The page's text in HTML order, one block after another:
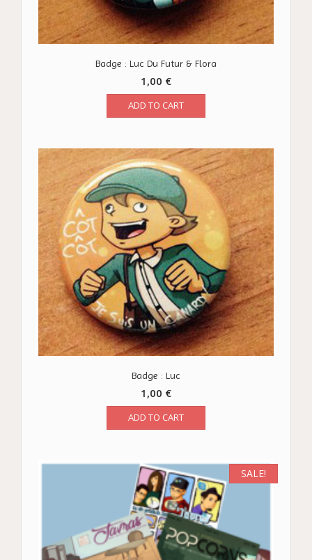
Badge : Luc Du Futur & Flora
1,00 €
ADD TO CART
Badge : Luc
1,00 €
ADD TO CART
SALE!